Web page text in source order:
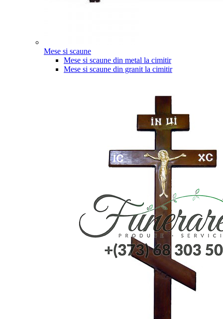
Mese si scaune
Mese si scaune din metal la cimitir
Mese si scaune din granit la cimitir